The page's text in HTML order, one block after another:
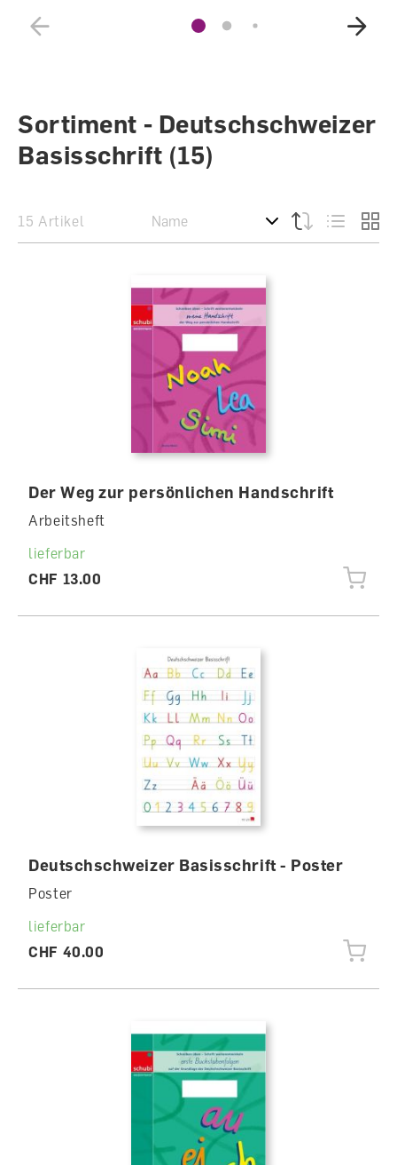
Sortiment - Deutschschweizer
Basisschrift (15)
15 Artikel
Der Weg zur persönlichen Handschrift
Arbeitsheft
lieferbar
CHF 13.00
Deutschschweizer Basisschrift - Poster
Poster
lieferbar
CHF 40.00